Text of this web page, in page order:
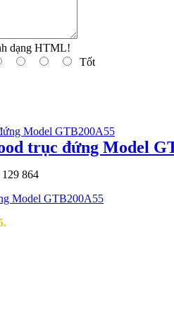
dạng HTML!
Tốt
trục đứng Model
864
Model GTB200A55